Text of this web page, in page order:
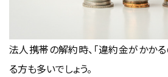
法人携帯の解約時、「違約金がかか
る方も多いでしょう。